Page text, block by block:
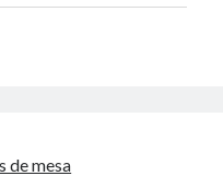
de mesa